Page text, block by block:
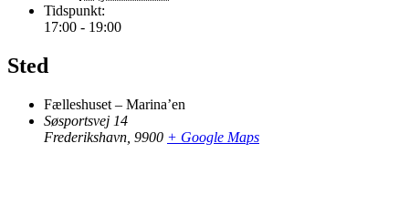
Tidspunkt:
17:00 - 19:00
Sted
Fælleshuset – Marina’en
Søsportsvej 14
Frederikshavn 9900 + Google Maps